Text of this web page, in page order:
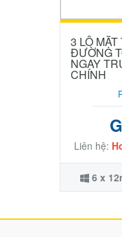
3 LÔ
ĐƯỜNG
NGAY
CHÍNH
Liên hệ:
6 x